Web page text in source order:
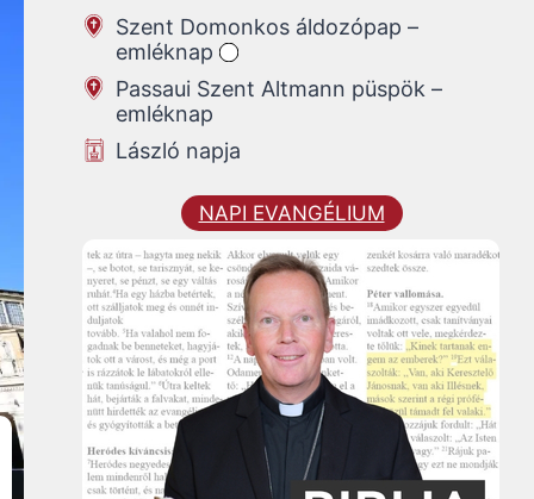
Szent Domonkos áldozópap –
emléknap
Passaui Szent Altmann püspök –
emléknap
László napja
NAPI EVANGÉLIUM